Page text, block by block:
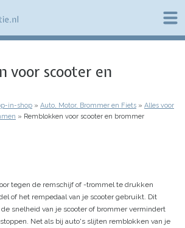
voor scooter en
in-shop Auto, Motor, Brommer en Fiets
Alles voor
Remblokken voor scooter en brommer
tegen de remschijf of -trommel te drukken
of het rempedaal van je scooter gebruikt. Dit
snelheid van je scooter of brommer vermindert
Net als bij auto's slijten remblokken van je